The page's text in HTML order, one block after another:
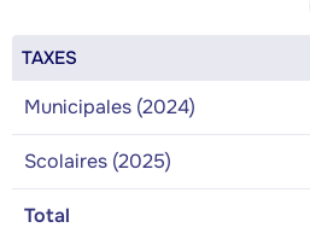
TAXES
Municipales (2024)
Scolaires (2025)
Total